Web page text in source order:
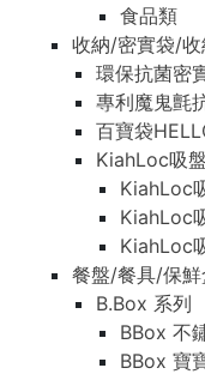
食品類
收納/密實袋/
環保抗菌密
專利魔鬼氈
百寶袋
KiahLoc吸
KiahLoc
KiahLoc
KiahLoc
餐盤/餐具/保
B.Box 系列
BBox 不
BBox 寶